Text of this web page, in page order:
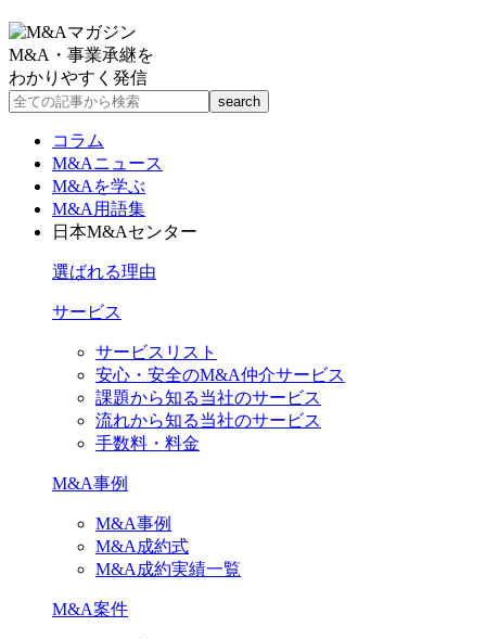
M&A・事業承継を
わかりやすく発信
コラム
M&Aニュース
M&Aを学ぶ
M&A用語集
日本M&Aセンター
選ばれる理由
サービス
サービスリスト
安心・安全のM&A仲介サービス
課題から知る当社のサービス
流れから知る当社のサービス
手数料・料金
M&A事例
M&A事例
M&A成約式
M&A成約実績一覧
M&A案件